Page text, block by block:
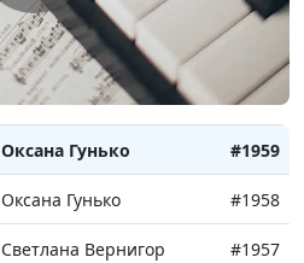
Оксана Гунько
Оксана Гунько #1960
Оксана Гунько #1959
Оксана Гунько #1958
Светлана Вернигор #1957